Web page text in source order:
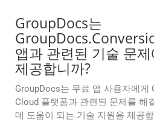
GroupDocs는
앱과 관련된 기술 문
제공합니까?
GroupDocs는 무료 앱 사용자에게
Cloud 플랫폼과 관련된 문제를 해
데 도움이 되는 기술 지원을 제공